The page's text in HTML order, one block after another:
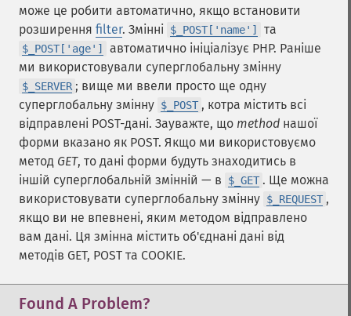
може це робити автоматично, якщо встановити
розширення filter. Змінні $_POST['name'] та
$_POST['age']
автоматично ініціалізує PHP. Раніше
ми використовували суперглобальну змінну
$_SERVER ; вище ми ввели просто ще одну
суперглобальну змінну $_POST , котра містить всі
відправлені POST-дані. Зауважте, що method нашої
форми вказано як POST. Якщо ми використовуємо
метод GET, то дані форми будуть знаходитись в
іншій суперглобальній змінній — в
$_GET . Ще можна
використовувати суперглобальну змінну $_REQUEST ,
якщо ви не впевнені, яким методом відправлено
вам дані. Ця змінна містить об'єднані дані від
методів GET, POST та COOKIE.
Found A Problem?